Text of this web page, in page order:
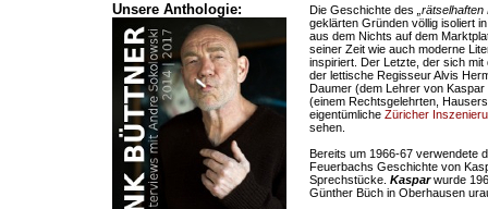
Unsere Anthologie: Die Geschichte des
„rätselhaften
geklärten Gründen völlig isoliert
aus dem Nichts auf dem
seiner Zeit wie auch moderne
inspiriert. Der Letzte, der sich
der lettische Regisseur Alvis
Daumer (dem Lehrer von
(einem Rechtsgelehrten,
eigentümliche Züricher
sehen.
Bereits um 1966-67 verwendete
Feuerbachs Geschichte von
Sprechstücke. Kasparwurde
Günther Büch in Oberhausen